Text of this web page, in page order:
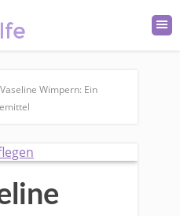
Vaseline Wimpern: Ein